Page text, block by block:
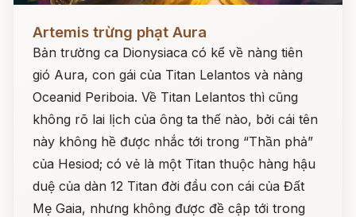
Artemis trừng phạt Aura
Bản trường ca Dionysiaca có kể về nàng tiên
gió Aura, con gái của Titan Lelantos và nàng
Oceanid Periboia. Về Titan Lelantos thì cũng
không rõ lai lịch của ông ta thế nào, bởi cái tên
này không hề được nhắc tới trong “Thần phả”
của Hesiod; có vẻ là một Titan thuộc hàng hậu
duệ của dàn 12 Titan đời đầu con cái của Đất
Mẹ Gaia, nhưng không được đề cập tới trong